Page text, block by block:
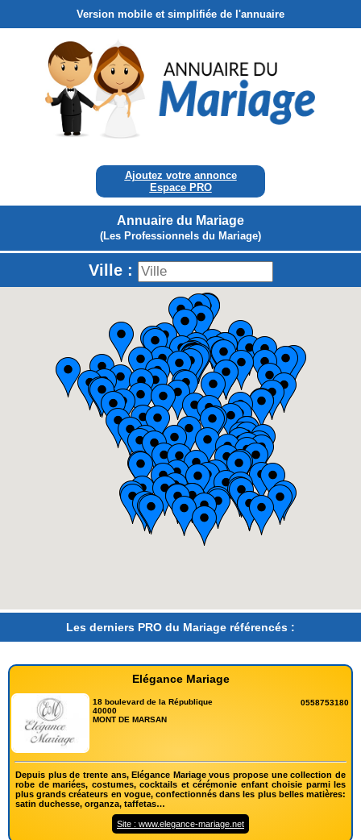
Version mobile et simplifiée de l'annuaire
Ajoutez votre annonce
Espace PRO
Annuaire du Mariage
(Les Professionnels du Mariage)
Ville :
Les derniers PRO du Mariage référencés :
Elégance Mariage
18 boulevard de la République
40000
MONT DE MARSAN
0558753180
Depuis plus de trente ans, Elégance Mariage vous propose une collection de
robe de mariées, costumes, cocktails et cérémonie enfant choisie parmi les
plus grands créateurs en vogue, confectionnés dans les plus belles matières:
satin duchesse, organza, taffetas…
Site : www.elegance-mariage.net